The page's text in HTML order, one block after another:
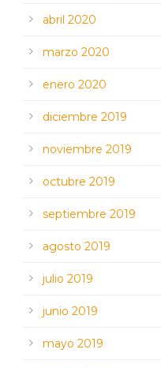
abril 2020
marzo 2020
enero 2020
diciembre 2019
noviembre 2019
octubre 2019
septiembre 2019
agosto 2019
julio 2019
junio 2019
mayo 2019